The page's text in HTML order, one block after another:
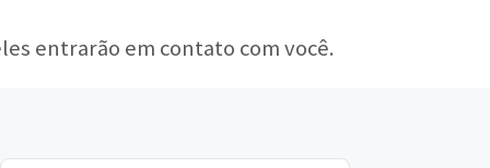
entrarão em contato com você.